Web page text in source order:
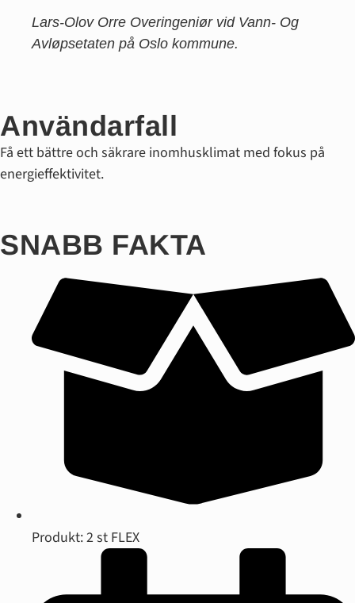
Lars-Olov Orre Overingeniør vid Vann- Og
Avløpsetaten på Oslo kommune.
Användarfall
Få ett bättre och säkrare inomhusklimat med fokus på
energieffektivitet.
SNABB FAKTA
Produkt: 2 st FLEX